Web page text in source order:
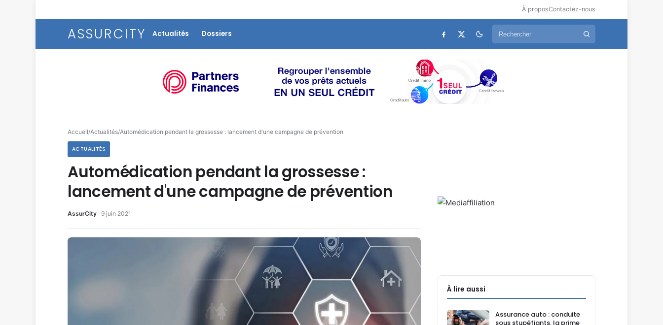
À proposContactez-nous
ASSURCITY Actualités Dossiers
Accueil/Actualités/Automédication pendant la grossesse : lancement d'une campagne de prévention
ACTUALITÉS
Automédication pendant la grossesse :
lancement d'une campagne de prévention
AssurCity · 9 juin 2021
À lire aussi
Assurance auto : conduite
sous stupéfiants, la prime